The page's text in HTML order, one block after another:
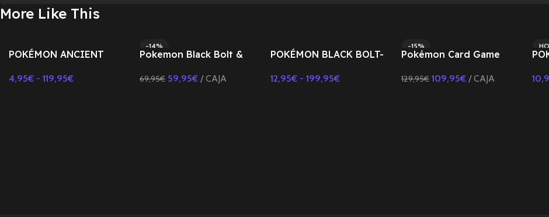
More Like This
POKÉMON ANCIENT
4,95€ - 119,95€
-14%
SOLD OUT
Pokemon Black Bolt &
Japones
69,95€ 59,95€ CAJA
POKÉMON BLACK BOLT-
12,95€ - 199,95€
-15%
Pokémon Card Game
MEGA-JAPONES
129,95€ 109,95€ CAJA